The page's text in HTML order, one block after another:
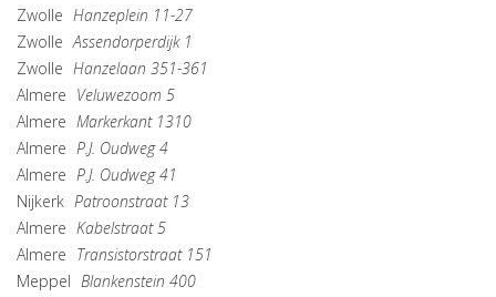
Zwolle Hanzeplein 11-27
Zwolle Assendorperdijk 1
Zwolle Hanzelaan 351-361
Almere Veluwezoom 5
Almere Markerkant 1310
Almere P.J. Oudweg 4
Almere P.J. Oudweg 41
Nijkerk Patroonstraat 13
Almere Kabelstraat 5
Almere Transistorstraat 151
Meppel Blankenstein 400